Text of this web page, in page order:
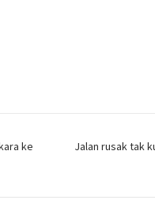
ke
Jalan rusak tak